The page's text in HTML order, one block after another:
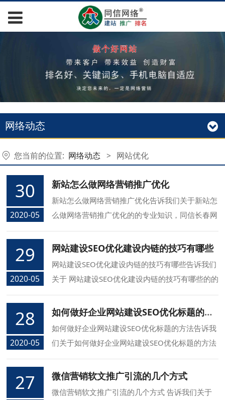
网络动态
您当前的位置: 网络动态 > 网站优化
30
2020-05
新站怎么做网络营销推广优化
新站怎么做网络营销推广优化告诉我们关于新站怎
么做网络营销推广优化的的专业知识，同信长春网
络公司介绍您新站怎么做网络营销推广优化的方面
的知识.
29
2020-05
网站建设SEO优化建设内链的技巧有哪些
网站建设SEO优化建设内链的技巧有哪些告诉我们
关于 网站建设SEO优化建设内链的技巧有哪些的的
专业知识，同信长春网络公司介绍您 网站建设SEO
优化建设内链的技巧有哪些的方面的知识.
28
2020-05
如何做好企业网站建设SEO优化标题的方法
如何做好企业网站建设SEO优化标题的方法告诉我
们关于如何做好企业网站建设SEO优化标题的方法
的的专业知识，同信长春网络公司介绍您如何做好
企业网站建设SEO优化标题的方法的方面的知识.
27 微信营销软文推广引流的几个方式
微信营销软文推广引流的几个方式 告诉我们关于